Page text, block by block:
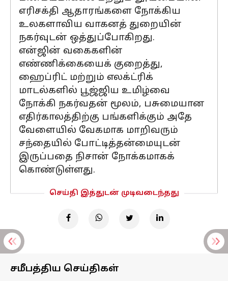
எரிசக்தி ஆதாரங்களை நோக்கிய
உலகளாவிய வாகனத் துறையின்
நகர்வுடன் ஒத்துப்போகிறது.
என்ஜின் வகைகளின்
எண்ணிக்கையைக் குறைத்து,
ஹைப்ரிட் மற்றும் எலக்ட்ரிக்
மாடல்களில் பூஜ்ஜிய உமிழ்வை
நோக்கி நகர்வதன் மூலம், பசுமையான
எதிர்காலத்திற்கு பங்களிக்கும் அதே
வேளையில் வேகமாக மாறிவரும்
சந்தையில் போட்டித்தன்மையுடன்
இருப்பதை நிசான் நோக்கமாகக்
கொண்டுள்ளது.
செய்தி இத்துடன் முடிவடைந்தது
சமீபத்திய செய்திகள்